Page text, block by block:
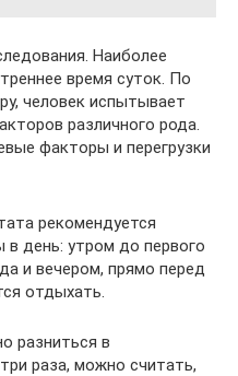
Наиболее
время суток. По
человек испытывает
различного рода.
факторы и перегрузки
рекомендуется
день: утром до первого
и вечером, прямо перед
отдыхать.
разниться в
раза, можно считать,